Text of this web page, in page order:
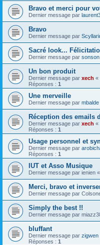
Bravo et merci pour
Dernier message par
Bravo
Dernier message par
Sacré look...
Dernier message par sonson
Un bon produit
Dernier message par xech «
Réponses : 1
Une merveille
Dernier message par mbalde
Réception des emails
Dernier message par xech «
Réponses : 1
Usage personnel et
Dernier message par
Réponses : 1
IUT et Asso Musique
Dernier message par ienien «
Merci, bravo et
Dernier message par
Simply the best !!
Dernier message par
bluffant
Dernier message par zigwen
Réponses : 1